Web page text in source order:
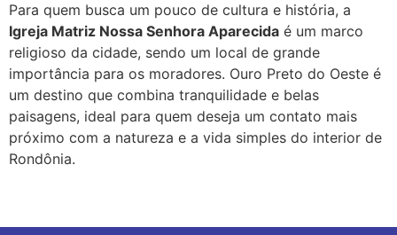
Para quem busca um pouco de cultura e história, a
Igreja Matriz Nossa Senhora Aparecida é um marco
religioso da cidade, sendo um local de grande
importância para os moradores. Ouro Preto do Oeste é
um destino que combina tranquilidade e belas
paisagens, ideal para quem deseja um contato mais
próximo com a natureza e a vida simples do interior de
Rondônia.